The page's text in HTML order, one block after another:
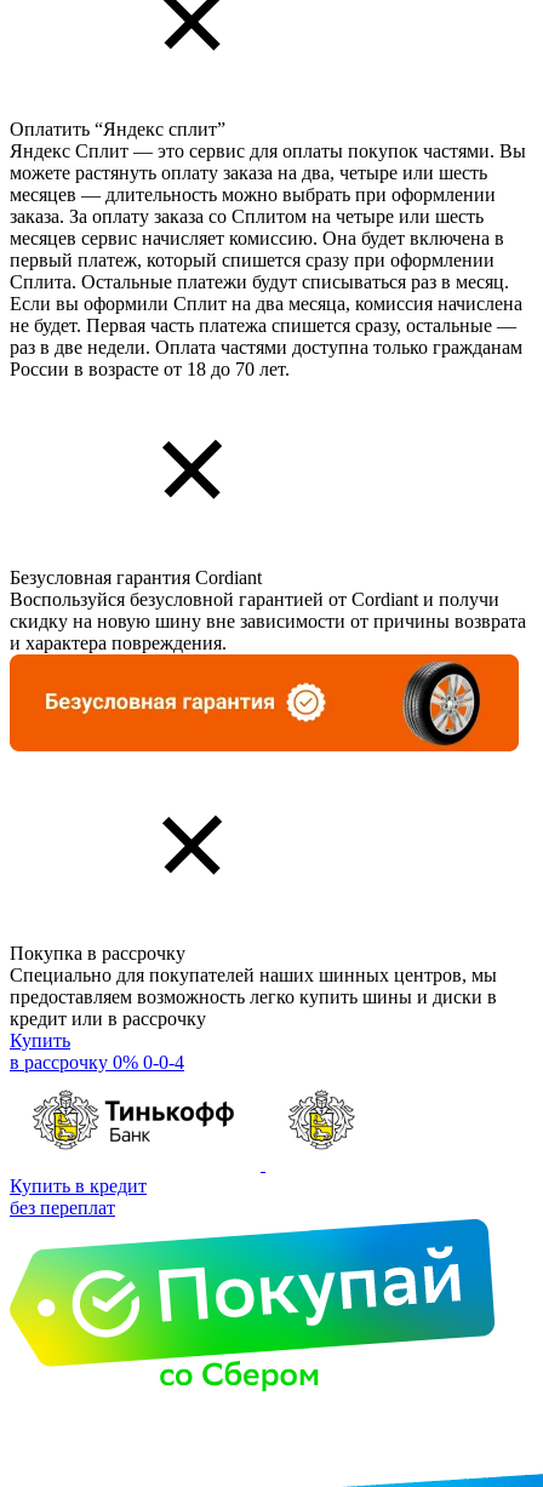
Оплатить “Яндекс сплит”
Яндекс Cплит — это сервис для оплаты покупок частями. Вы
можете растянуть оплату заказа на два, четыре или шесть
месяцев — длительность можно выбрать при оформлении
заказа. За оплату заказа со Сплитом на четыре или шесть
месяцев сервис начисляет комиссию. Она будет включена в
первый платеж, который спишется сразу при оформлении
Сплита. Остальные платежи будут списываться раз в месяц.
Если вы оформили Сплит на два месяца, комиссия начислена
не будет. Первая часть платежа спишется сразу, остальные —
раз в две недели. Оплата частями доступна только гражданам
России в возрасте от 18 до 70 лет.
Безусловная гарантия Cordiant
Воспользуйся безусловной гарантией от Cordiant и получи
скидку на новую шину вне зависимости от причины возврата
и характера повреждения.
Покупка в рассрочку
Специально для покупателей наших шинных центров, мы
предоставляем возможность легко купить шины и диски в
кредит или в рассрочку
Купить
в рассрочку 0% 0-0-4
Купить в кредит
без переплат